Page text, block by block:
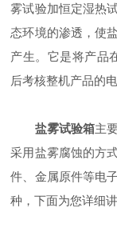
雾试验加恒定湿热
态环境的渗透，使
产生。它是将产品
后考核整机产品的
盐雾试验箱主
采用盐雾腐蚀的方
件、金属原件等电
种，下面为您详细